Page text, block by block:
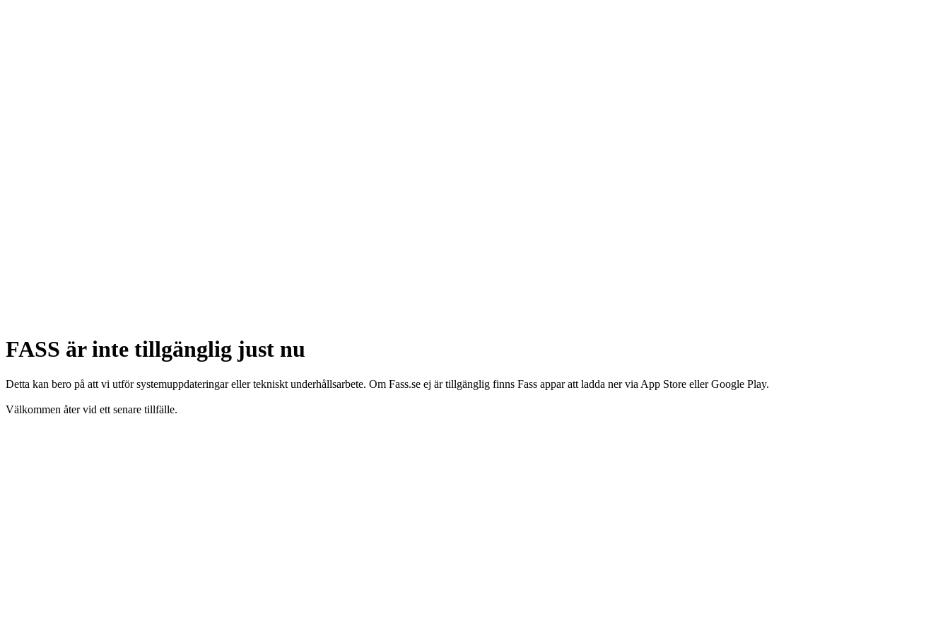
FASS är inte tillgänglig just nu
Detta kan bero på att vi utför systemuppdateringar eller tekniskt underhållsarbete. Om Fass.se ej är tillgänglig finns Fass appar att ladda ner via App Store eller Google Play.
Välkommen åter vid ett senare tillfälle.